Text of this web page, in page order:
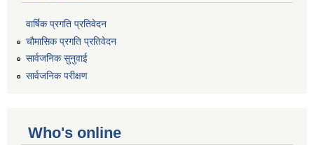
वार्षिक प्रगति प्रतिवेदन
चौमासिक प्रगति प्रतिवेदन
सार्वजनिक सुनुवाई
सार्वजनिक परीक्षण
Who's online